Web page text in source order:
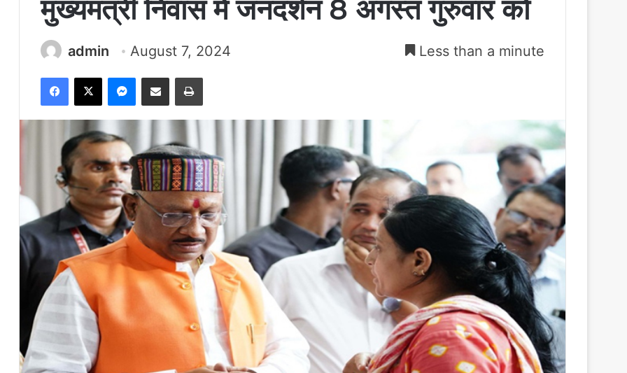
मुख्यमंत्री निवास में जनदर्शन 8 अगस्त गुरुवार को
admin August 7, 2024 Less than a minute
Facebook
X Messenger
Share via Email Print